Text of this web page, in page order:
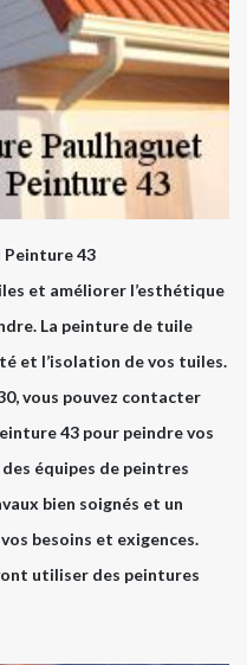
Peinture 43
et améliorer l’esthétique
La peinture de tuile
et l’isolation de vos tuiles.
vous pouvez contacter
43 pour peindre vos
équipes de peintres
bien soignés et un
besoins et exigences.
utiliser des peintures